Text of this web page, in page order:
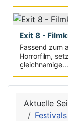
Exit 8 -
Passend zum
Horrorfilm,
gleichnamige...
Aktuelle
Festivals